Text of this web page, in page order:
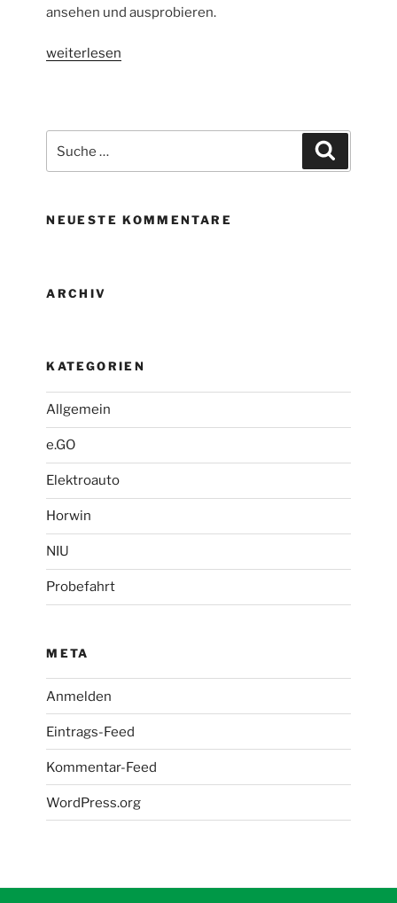
ansehen und ausprobieren.
„NIU
km/h)“
weiterlesen
nach:
NEUESTE KOMMENTARE
ARCHIV
KATEGORIEN
Allgemein
e.GO
Elektroauto
Horwin
NIU
Probefahrt
META
Anmelden
Eintrags-Feed
Kommentar-Feed
WordPress.org